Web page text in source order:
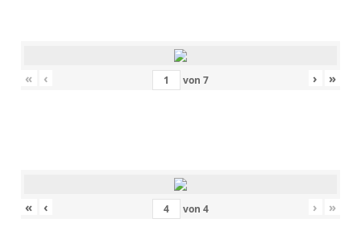
« ‹ von 7 › »
« ‹ von 4 › »